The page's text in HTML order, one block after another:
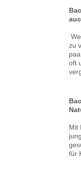
zu
oft
Mit
für